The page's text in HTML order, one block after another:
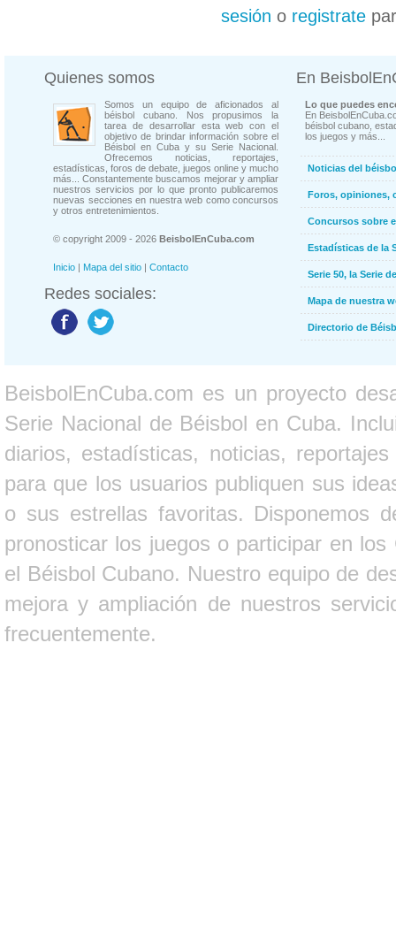
sesión o registrate
Quienes somos
Somos un equipo de aficionados al
béisbol cubano. Nos propusimos la
tarea de desarrollar esta web con el
objetivo de brindar información sobre el
Béisbol en Cuba y su Serie Nacional.
Ofrecemos noticias, reportajes,
estadísticas, foros de debate, juegos online y mucho
más... Constantemente buscamos mejorar y ampliar
nuestros servicios por lo que pronto publicaremos
nuevas secciones en nuestra web como concursos
y otros entretenimientos.
© copyright 2009 - 2026 BeisbolEnCuba.com
Inicio | Mapa del sitio | Contacto
Redes sociales:
En
Lo que puedes
En
béisbol cubano,
los juegos y más...
Noticias del
Foros, opiniones,
Concursos sobre
Estadísticas de la
Serie 50, la Serie
Mapa de nuestra
Directorio de
BeisbolEnCuba.com es un proyecto
Serie Nacional de Béisbol en Cuba.
diarios, estadísticas, noticias,
para que los usuarios publiquen sus
o sus estrellas favoritas. Disponemos
pronosticar los juegos o participar en
el Béisbol Cubano. Nuestro equipo de
mejora y ampliación de nuestros
frecuentemente.